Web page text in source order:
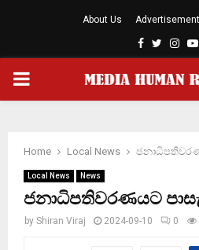
About Us Advertisement
Facebook
Twitter
PRIMARY
Home Local News
Local News News
ජනාධිපතිවරණයට
by Shiran Viraj 2024-09-10 0